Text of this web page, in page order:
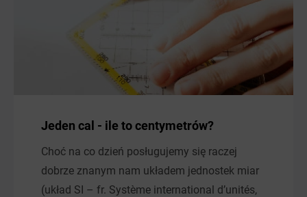
Jeden cal - ile to centymetrów?
Choć na co dzień posługujemy się raczej
dobrze znanym nam układem jednostek miar
(układ SI – fr. Système international d’unités,